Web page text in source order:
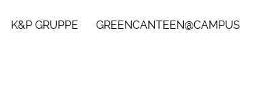
K&P GRUPPE GREENCANTEEN@CAMPUS